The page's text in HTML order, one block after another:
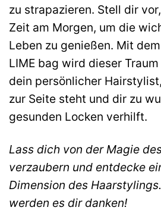
zu strapazieren. Stell dir
Zeit am Morgen, um die
Leben zu genießen. Mit
LIME bag wird dieser
dein persönlicher
zur Seite steht und dir zu
gesunden Locken verhilft.
Lass dich von der Magie
verzaubern und entdecke
Dimension des
werden es dir danken!